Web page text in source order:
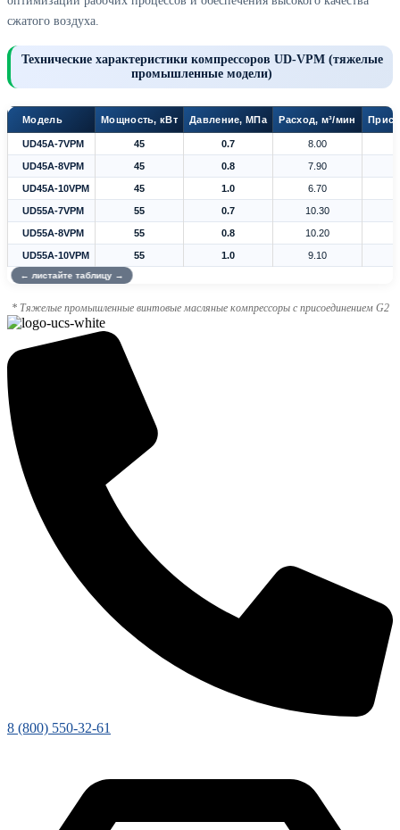
сжатого воздуха.
Технические характеристики компрессоров UD-VPM (тяжелые
промышленные модели)
Модель Мощность, кВт Давление, МПа Расход, м³/мин
UD45A-7VPM 45 0.7 8.00
UD45A-8VPM 45 0.8 7.90
UD45A-10VPM 45 1.0 6.70
UD55A-7VPM 55 0.7 10.30
UD55A-8VPM 55 0.8 10.20
UD55A-10VPM 55 1.0 9.10
* Тяжелые промышленные винтовые масляные компрессоры с присоединением G2
8 (800) 550-32-61